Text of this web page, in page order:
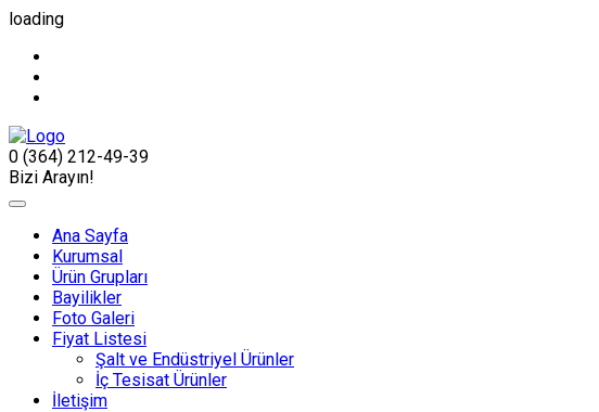
loading
0 (364) 212-49-39
Bizi Arayın!
Ana Sayfa
Kurumsal
Ürün Grupları
Bayilikler
Foto Galeri
Fiyat Listesi
Şalt ve Endüstriyel Ürünler
İç Tesisat Ürünler
İletişim